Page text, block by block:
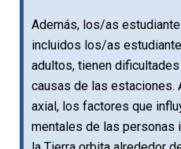
Además, los/as
incluidos los/as
adultos, tienen
causas de las estaciones.
axial, los factores que
mentales de las personas